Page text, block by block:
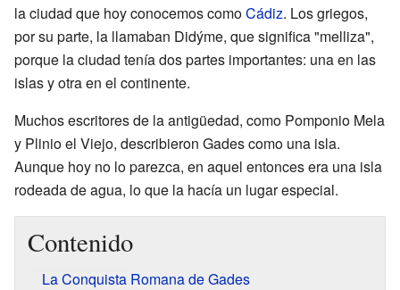
la ciudad que hoy conocemos comoCádiz. Los griegos,
por su parte, la llamaban Didýme, que significa "melliza",
porque la ciudad tenía dos partes importantes: una en las
islas y otra en el continente.
Muchos escritores de la antigüedad, como Pomponio Mela
y Plinio el Viejo, describieron Gades como una isla.
Aunque hoy no lo parezca, en aquel entonces era una isla
rodeada de agua, lo que la hacía un lugar especial.
Contenido
La Conquista Romana de Gades